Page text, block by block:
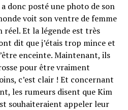
donc posté une photo de son
voit son ventre de femme
Et la légende est très
dit que j’étais trop mince et
enceinte. Maintenant, ils
pour être vraiment
c’est clair ! Et concernant
les rumeurs disent que Kim
souhaiteraient appeler leur